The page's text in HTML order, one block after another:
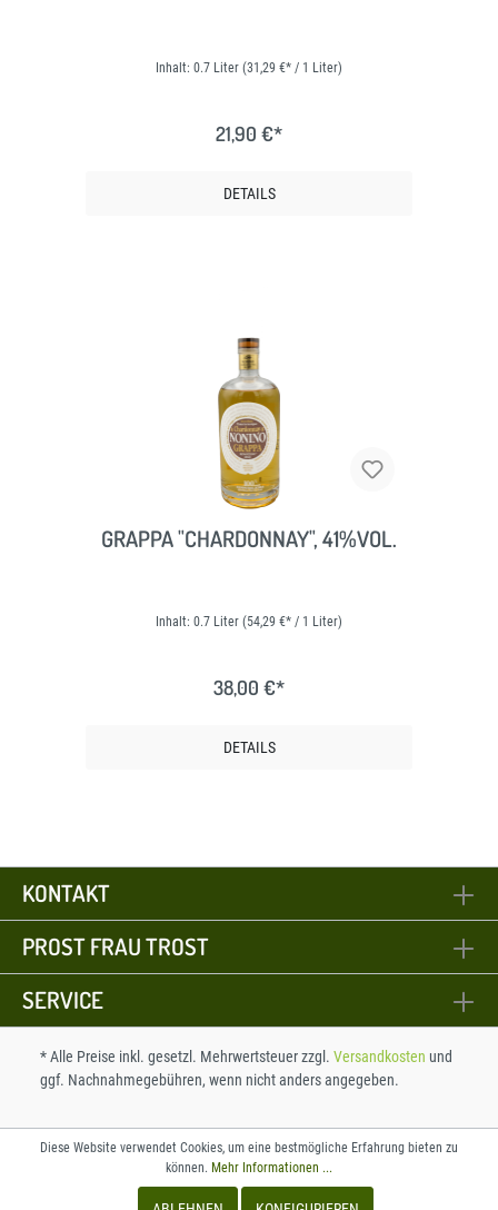
Inhalt: 0.7 Liter (31,29 €* / 1 Liter)
21,90 €*
DETAILS
GRAPPA "CHARDONNAY", 41%VOL.
Inhalt: 0.7 Liter (54,29 €* / 1 Liter)
38,00 €*
DETAILS
KONTAKT
PROST FRAU TROST
SERVICE
* Alle Preise inkl. gesetzl. Mehrwertsteuer zzgl. Versandkosten und
ggf. Nachnahmegebühren, wenn nicht anders angegeben.
Diese Website verwendet Cookies, um eine bestmögliche Erfahrung bieten zu
können. Mehr Informationen ...